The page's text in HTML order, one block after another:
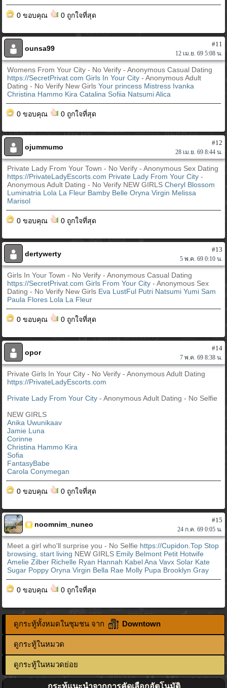
0 ขอบคุณ 0 ถูกใจที่สุด
ounsa99
#11
12 เม.ย. 69 5:08 น.
Womens From Your City - No Verify - Anonymous Casual Dating
https://SecretPrivat.com Girls In Your City- Anonymous Adult
Dating - No Verify New GirlsYour princess Mistress Ivanka
Christina Hammo Kira Catalina Sofiia Natsumi Alica
0 ขอบคุณ 0 ถูกใจที่สุด
ojummumo
#12
28 เม.ย. 69 8:44 น.
Private Lady From Your Town - No Verify - Anonymous Sex Dating
https://PrivateLadyEscorts.com Private Lady From Your City-
Anonymous Adult Dating - No Verify NEW GIRLSCheryl Blossom
Luminatria Lola La Fleur Bamby Belle Oryna Virgin Melissa
Marisol
0 ขอบคุณ 0 ถูกใจที่สุด
dertywerty
#13
5 พ.ค. 69 0:10 น.
Girls In Your Town - No Verify - Anonymous Casual Dating
https://SecretPrivat.com Girls From Your City- Anonymous Sex
Dating - No Verify New Girls Eva LustFul Putri Natsumi Yumi Sam
Paula Flores Lola La Fleur
0 ขอบคุณ 0 ถูกใจที่สุด
opor
#14
7 พ.ค. 69 8:38 น.
Private Girls In Your City - No Verify - Anonymous Adult Dating
https://PrivateLadyEscorts.com
Private Lady From Your City- Anonymous Adult Dating - No Selfie
NEW GIRLS
Anika Uwunikaav
Jamie Luna
Corinne
Christina Hammo Kira
Sofia
FantasyBabe
Carola Conymegan
0 ขอบคุณ 0 ถูกใจที่สุด
noomnim_nuneo
#15
24 ก.ค. 69 0:05 น.
Meet a girl who'll surprise you - No Selfie https://Cupidon.Top Stop
browsing, start living NEW GIRLS Emily Belmont Petit Hotwife
Amelie Zilber Richelle Ryan Hannah Kabel Ana Vavx Solar Kate
Sugar Poppy Oryna Virgin Bella Rae Molly Pupa Brooklyn Gray
0 ขอบคุณ 0 ถูกใจที่สุด
ดูกระทู้ทั้งหมดในชุมชน จาก Downtown
ดูกระทู้ในหมวด
ดูกระทู้ในหมวดย่อย
กระทู้แนะนำจากการคัดเลือกอัตโนมัติ